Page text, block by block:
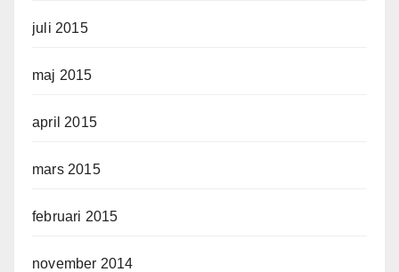
juli 2015
maj 2015
april 2015
mars 2015
februari 2015
november 2014